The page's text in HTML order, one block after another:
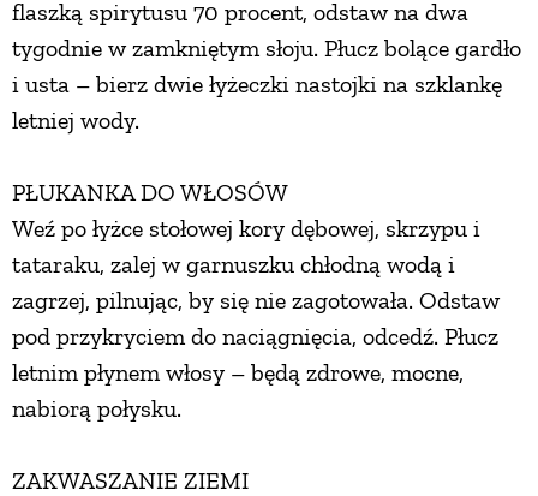
flaszką spirytusu 70 procent, odstaw na dwa
tygodnie w zamkniętym słoju. Płucz bolące gardło
i usta – bierz dwie łyżeczki nastojki na szklankę
letniej wody.
PŁUKANKA DO WŁOSÓW
Weź po łyżce stołowej kory dębowej, skrzypu i
tataraku, zalej w garnuszku chłodną wodą i
zagrzej, pilnując, by się nie zagotowała. Odstaw
pod przykryciem do naciągnięcia, odcedź. Płucz
letnim płynem włosy – będą zdrowe, mocne,
nabiorą połysku.
ZAKWASZANIE ZIEMI